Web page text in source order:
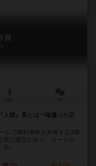
員
人狼』系とは一味違った正
ムで勝利条件を共有する2陣
第三陣営があり、カードの
自...